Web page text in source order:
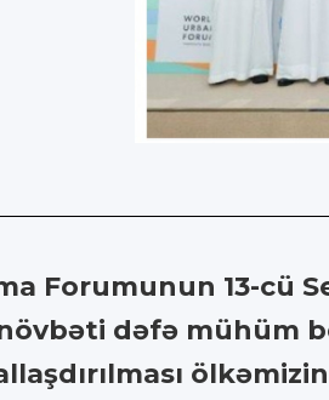
Forumunun 13-cü
dəfə mühüm